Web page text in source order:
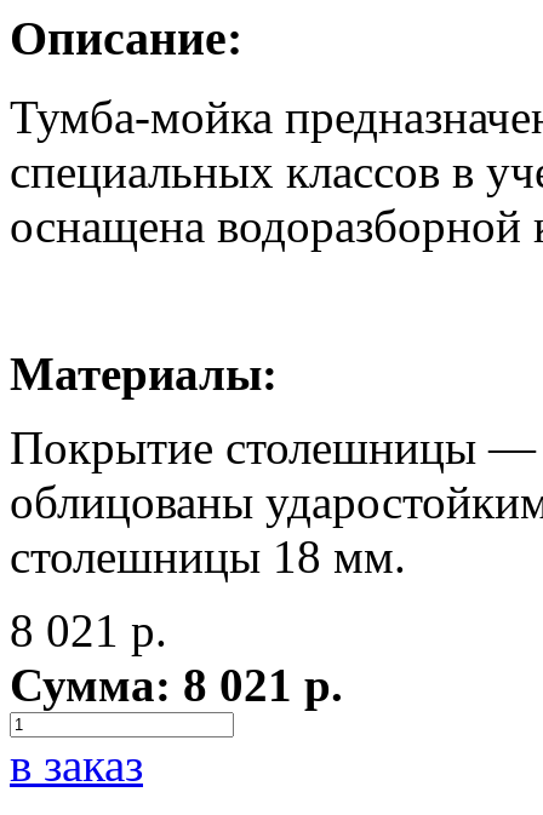
Описание:
Тумба-мойка
специальных классов в
оснащена водоразборной
Материалы:
Покрытие столешницы —
облицованы
столешницы 18 мм.
8 021 р.
Сумма: 8 021 р.
в заказ